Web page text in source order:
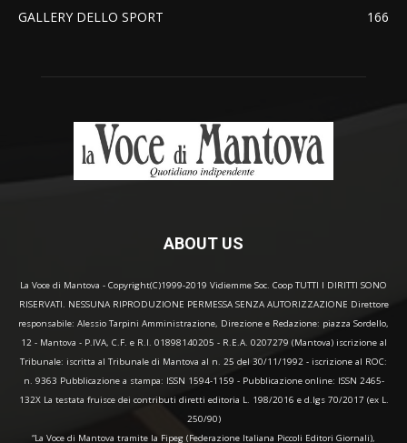
GALLERY DELLO SPORT
166
ABOUT US
La Voce di Mantova - Copyright(C)1999-2019 Vidiemme Soc. Coop TUTTI I DIRITTI SONO
RISERVATI. NESSUNA RIPRODUZIONE PERMESSA SENZA AUTORIZZAZIONE Direttore
responsabile: Alessio Tarpini Amministrazione, Direzione e Redazione: piazza Sordello,
12 - Mantova - P.IVA, C.F. e R.I. 01898140205 - R.E.A. 0207279 (Mantova) iscrizione al
Tribunale: iscritta al Tribunale di Mantova al n. 25 del 30/11/1992 - iscrizione al ROC:
n. 9363 Pubblicazione a stampa: ISSN 1594-1159 - Pubblicazione online: ISSN 2465-
132X La testata fruisce dei contributi diretti editoria L. 198/2016 e d.lgs 70/2017 (ex L.
250/90)
“La Voce di Mantova tramite la Fipeg (Federazione Italiana Piccoli Editori Giornali),